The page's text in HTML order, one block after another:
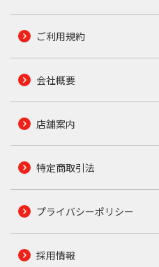
ご利用規約
会社概要
店舗案内
特定商取引法
プライバシーポリシー
採用情報